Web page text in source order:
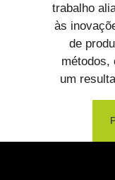
trabalho
às
de
métodos,
um